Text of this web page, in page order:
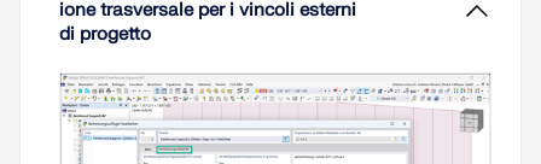
ione trasversale per i vincoli esterni
di progetto